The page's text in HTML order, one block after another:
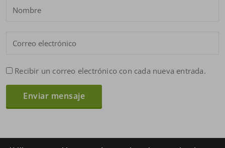
Recibir un correo electrónico con cada nueva entrada.